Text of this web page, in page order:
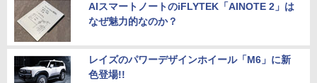
AIスマートノートのiFLYTEK「AINOTE 2」は
なぜ魅力的なのか？
レイズのパワーデザインホイール「M6」に新
色登場!!